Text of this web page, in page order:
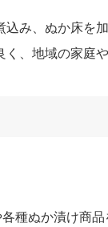
み、ぬか床を
、地域の家庭
種ぬか漬け商